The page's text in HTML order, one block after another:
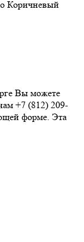
Вы можете
+7 (812) 209-
форме. Эта